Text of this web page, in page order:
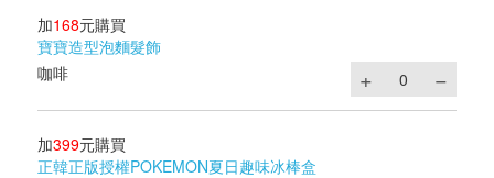
加168元購買
寶寶造型泡麵髮飾
咖啡
加399元購買
正韓正版授權POKEMON夏日趣味冰棒盒